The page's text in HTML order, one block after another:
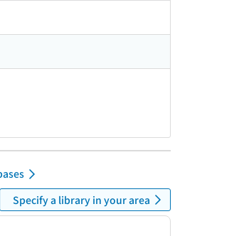
Specify a library in your area